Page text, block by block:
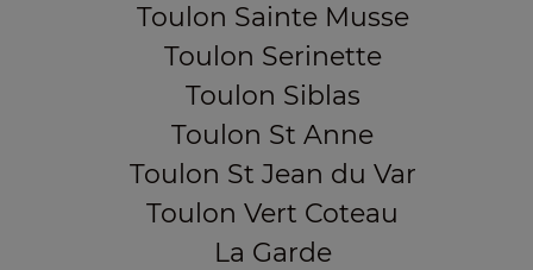
Toulon Sainte Musse
Toulon Serinette
Toulon Siblas
Toulon St Anne
Toulon St Jean du Var
Toulon Vert Coteau
La Garde